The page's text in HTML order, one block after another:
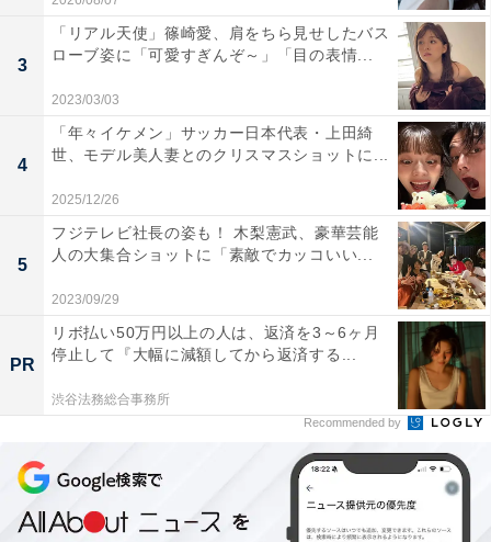
3
「リアル天使」篠崎愛、肩をちら見せしたバス
ローブ姿に「可愛すぎんぞ～」「目の表情...
2023/03/03
4
「年々イケメン」サッカー日本代表・上田綺
世、モデル美人妻とのクリスマスショットに...
2025/12/26
5
フジテレビ社長の姿も！ 木梨憲武、豪華芸能
人の大集合ショットに「素敵でカッコいい...
2023/09/29
PR
リボ払い50万円以上の人は、返済を3～6ヶ月
停止して『大幅に減額してから返済する...
渋谷法務総合事務所
Recommended by